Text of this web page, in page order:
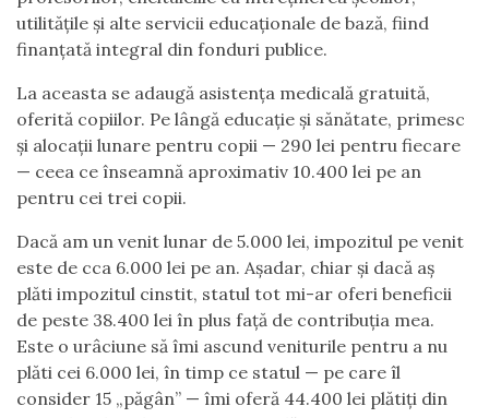
utilitățile și alte servicii educaționale de bază, fiind
finanțată integral din fonduri publice.
La aceasta se adaugă asistența medicală gratuită,
oferită copiilor. Pe lângă educație și sănătate, primesc
și alocații lunare pentru copii — 290 lei pentru fiecare
— ceea ce înseamnă aproximativ 10.400 lei pe an
pentru cei trei copii.
Dacă am un venit lunar de 5.000 lei, impozitul pe venit
este de cca 6.000 lei pe an. Așadar, chiar și dacă aș
plăti impozitul cinstit, statul tot mi-ar oferi beneficii
de peste 38.400 lei în plus față de contribuția mea.
Este o urâciune să îmi ascund veniturile pentru a nu
plăti cei 6.000 lei, în timp ce statul — pe care îl
consider 15 „păgân” — îmi oferă 44.400 lei plătiți din